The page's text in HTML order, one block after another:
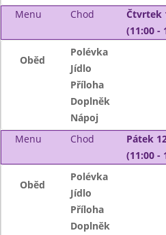
Menu
Chod
Čtvrtek
(11:00 -
Oběd
Polévka
Jídlo
Příloha
Doplněk
Nápoj
Menu
Chod
Pátek
(11:00 -
Oběd
Polévka
Jídlo
Příloha
Doplněk